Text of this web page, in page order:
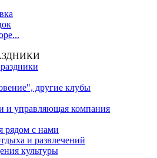
другие клубы
и управляющая компания
рядом с нами
и развлечений
культуры